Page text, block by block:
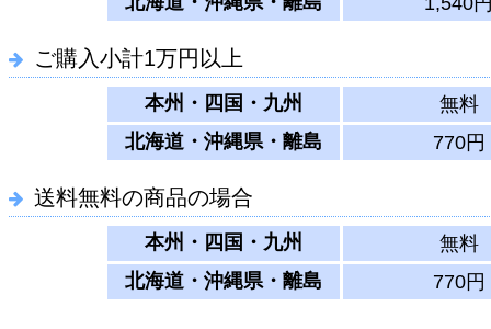
ご購入小計1万円以上
本州・四国・九州
無料
北海道・沖縄県・離島
770円
送料無料の商品の場合
本州・四国・九州
無料
北海道・沖縄県・離島
770円